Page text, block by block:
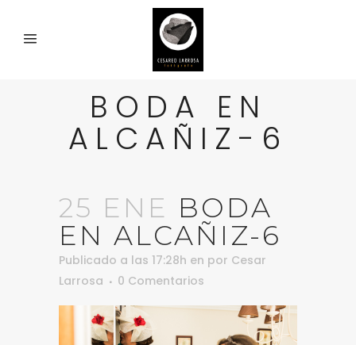
BODA EN
ALCAÑIZ-6
25 ENE BODA
EN ALCAÑIZ-6
Publicado a las 17:28h en por Cesar
Larrosa
0 Comentarios